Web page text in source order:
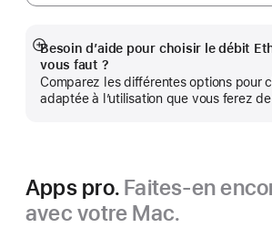
Besoin d’aide pour choisir le débit
vous faut ?
Comparez les différentes options pour
adaptée à l’utilisation que vous ferez
Afficher
plus
Apps pro. Faites-en
avec votre Mac.